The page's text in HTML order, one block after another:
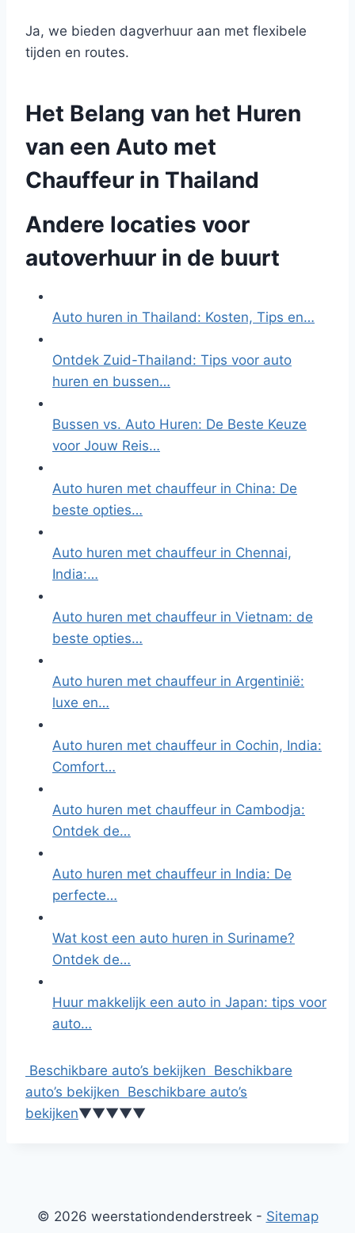
Ja, we bieden dagverhuur aan met flexibele
tijden en routes.
Het Belang van het Huren
van een Auto met
Chauffeur in Thailand
Andere locaties voor
autoverhuur in de buurt
Auto huren in Thailand: Kosten, Tips en…
Ontdek Zuid-Thailand: Tips voor auto
huren en bussen…
Bussen vs. Auto Huren: De Beste Keuze
voor Jouw Reis…
Auto huren met chauffeur in China: De
beste opties…
Auto huren met chauffeur in Chennai,
India:…
Auto huren met chauffeur in Vietnam: de
beste opties…
Auto huren met chauffeur in Argentinië:
luxe en…
Auto huren met chauffeur in Cochin, India:
Comfort…
Auto huren met chauffeur in Cambodja:
Ontdek de…
Auto huren met chauffeur in India: De
perfecte…
Wat kost een auto huren in Suriname?
Ontdek de…
Huur makkelijk een auto in Japan: tips voor
auto…
Beschikbare auto’s bekijken Beschikbare
auto’s bekijken Beschikbare auto’s
bekijken▼▼▼▼▼
© 2026 weerstationdenderstreek - Sitemap